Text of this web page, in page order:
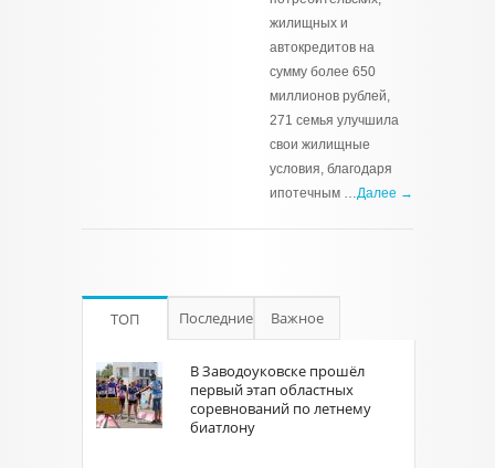
жилищных и
автокредитов на
сумму более 650
миллионов рублей,
271 семья улучшила
свои жилищные
условия, благодаря
ипотечным …Далее →
ТОП Последние Важное
В Заводоуковске прошёл
первый этап областных
соревнований по летнему
биатлону